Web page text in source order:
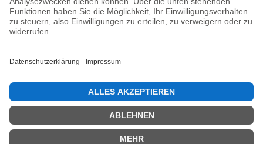
Unsere Prüfsiegel